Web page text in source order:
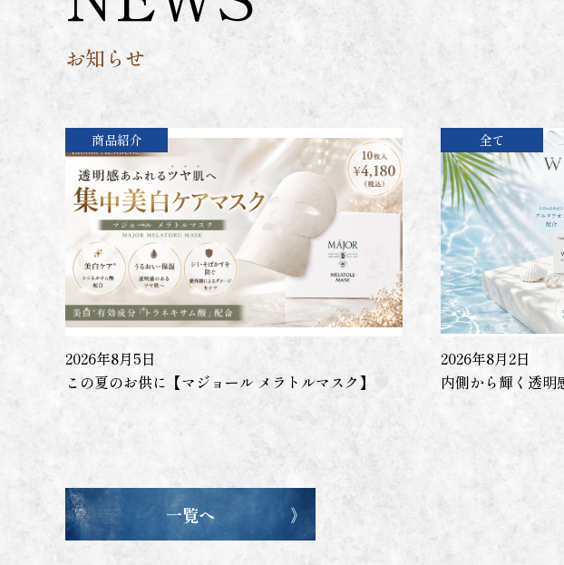
お知らせ
商品紹介
2026年8月5日
この夏のお供に【マジョール メラトルマスク】
全て
2026年8月2日
内側から輝く透明
一覧へ